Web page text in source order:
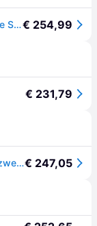
Mikrotik Crs309-1g-8s+in Switch Silber One Size / EU Plug 220V€ 254,99
€ 231,79
MikroTik CRS309-1G-8S+INL (9Ports), Netzwerk Switch, Weiss€ 247,05